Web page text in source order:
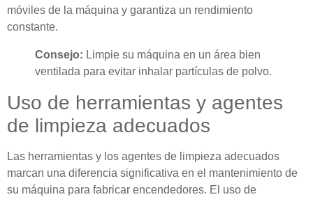
móviles de la máquina y garantiza un rendimiento
constante.
Consejo: Limpie su máquina en un área bien
ventilada para evitar inhalar partículas de polvo.
Uso de herramientas y agentes
de limpieza adecuados
Las herramientas y los agentes de limpieza adecuados
marcan una diferencia significativa en el mantenimiento de
su máquina para fabricar encendedores. El uso de